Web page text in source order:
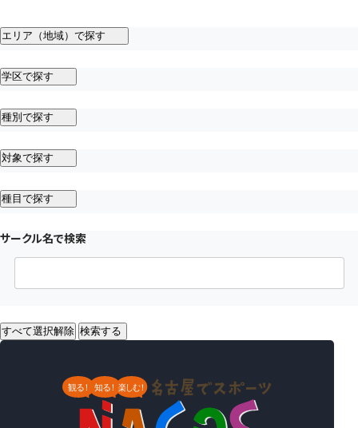
エリア（地域）で探す
学区で探す
種別で探す
対象で探す
種目で探す
サークル名で検索
すべて選択解除 検索する